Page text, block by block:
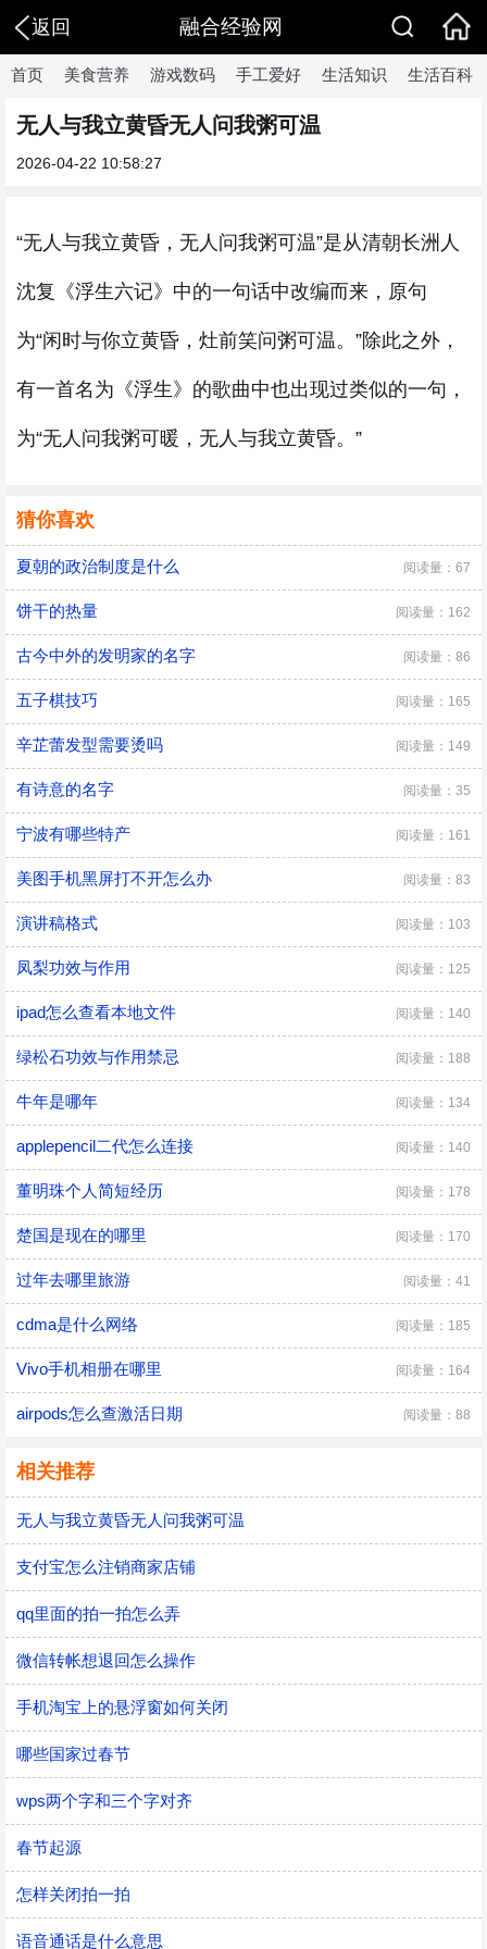
返回 融合经验网
首页 美食营养 游戏数码 手工爱好 生活知识 生活百科
无人与我立黄昏无人问我粥可温
2026-04-22 10:58:27
“无人与我立黄昏，无人问我粥可温”是从清朝长洲人
沈复《浮生六记》中的一句话中改编而来，原句
为“闲时与你立黄昏，灶前笑问粥可温。”除此之外，
有一首名为《浮生》的歌曲中也出现过类似的一句，
为“无人问我粥可暖，无人与我立黄昏。”
猜你喜欢
夏朝的政治制度是什么 阅读量：67
饼干的热量 阅读量：162
古今中外的发明家的名字 阅读量：86
五子棋技巧 阅读量：165
辛芷蕾发型需要烫吗 阅读量：149
有诗意的名字 阅读量：35
宁波有哪些特产 阅读量：161
美图手机黑屏打不开怎么办 阅读量：83
演讲稿格式 阅读量：103
凤梨功效与作用 阅读量：125
ipad怎么查看本地文件 阅读量：140
绿松石功效与作用禁忌 阅读量：188
牛年是哪年 阅读量：134
applepencil二代怎么连接 阅读量：140
董明珠个人简短经历 阅读量：178
楚国是现在的哪里 阅读量：170
过年去哪里旅游 阅读量：41
cdma是什么网络 阅读量：185
Vivo手机相册在哪里 阅读量：164
airpods怎么查激活日期 阅读量：88
相关推荐
无人与我立黄昏无人问我粥可温
支付宝怎么注销商家店铺
qq里面的拍一拍怎么弄
微信转帐想退回怎么操作
手机淘宝上的悬浮窗如何关闭
哪些国家过春节
wps两个字和三个字对齐
春节起源
怎样关闭拍一拍
语音通话是什么意思